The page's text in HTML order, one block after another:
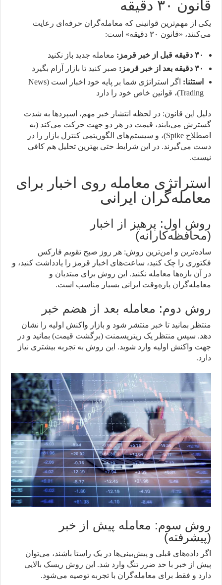
قانون ۳۰ دقیقه
یکی از مهم‌ترین قوانینی که معامله‌گران حرفه‌ای رعایت
می‌کنند، «قانون ۳۰ دقیقه» است:
۳۰ دقیقه قبل از خبر قرمز:
معامله جدید باز نکنید
۳۰ دقیقه بعد از خبر قرمز:
صبر کنید تا بازار آرام بگیرد
استثنا:
اگر استراتژی شما بر پایه خود اخبار است (News
Trading)، قوانین خاص خود را دارد
دلیل این قانون: در لحظه انتشار خبر مهم، اسپردها به شدت
گسترش می‌یابند، قیمت در هر دو جهت حرکت می‌کند (به
اصطلاح Spike)، و سیستم‌های الگوریتمی کنترل بازار را در
دست می‌گیرند. در این شرایط حتی بهترین تحلیل هم کافی
نیست.
استراتژی معامله روی اخبار برای
معامله‌گران ایرانی
روش اول: پرهیز از اخبار
(محافظه‌کارانه)
ساده‌ترین و امن‌ترین روش: هر روز صبح تقویم فارکس
فکتوری را چک کنید، ساعت‌های اخبار قرمز را یادداشت کنید، و
در آن بازه‌ها معامله نکنید. این روش برای مبتدیان و
معامله‌گران پاره‌وقت ایرانی بسیار مناسب است.
روش دوم: معامله بعد از هضم خبر
منتظر بمانید تا خبر منتشر شود و بازار واکنش اولیه را نشان
دهد. سپس منتظر یک ریتریسمنت (برگشت قیمت) بمانید و در
جهت واکنش اولیه وارد شوید. این روش به تجربه بیشتری نیاز
دارد.
روش سوم: معامله پیش از خبر
(پیشرفته)
اگر داده‌های قبلی و پیش‌بینی‌ها در یک راستا باشند، می‌توان
پیش از خبر با حد ضرر تنگ وارد شد. این روش ریسک بالایی
دارد و فقط برای معامله‌گران با تجربه توصیه می‌شود.